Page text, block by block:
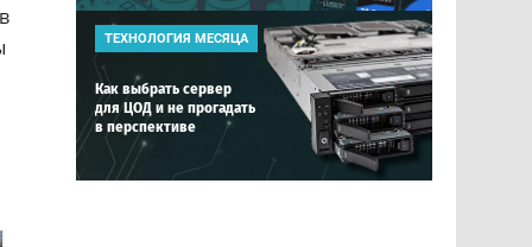
ТЕХНОЛОГИЯ МЕСЯЦА
Как выбрать сервер
для ЦОД и не прогадать
в перспективе